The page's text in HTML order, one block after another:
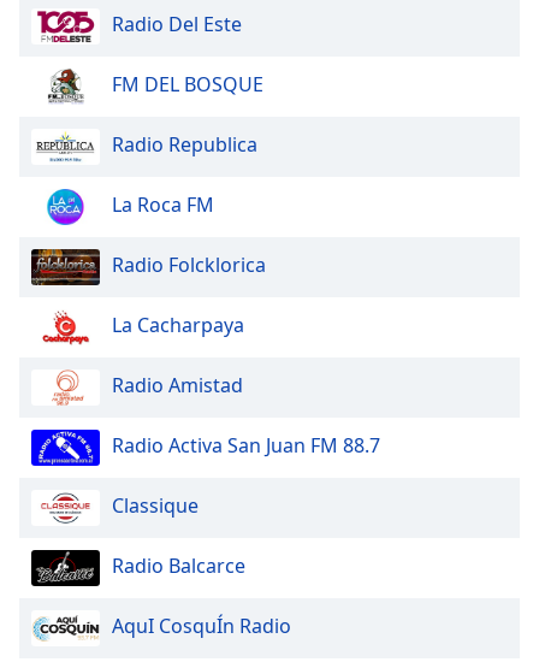
Radio Del Este
FM DEL BOSQUE
Radio Republica
La Roca FM
Radio Folcklorica
La Cacharpaya
Radio Amistad
Radio Activa San Juan FM 88.7
Classique
Radio Balcarce
AquI CosquÍn Radio